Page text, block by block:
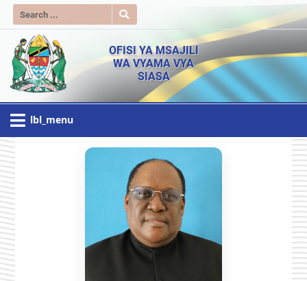
OFISI YA MSAJILI
WA VYAMA VYA
SIASA
lbl_menu